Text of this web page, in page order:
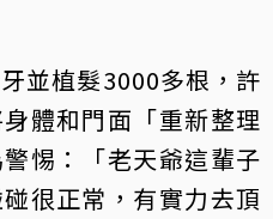
並植髮3000多根，許
體和門面「重新整理
惕：「老天爺這輩子
很正常，有實力去頂